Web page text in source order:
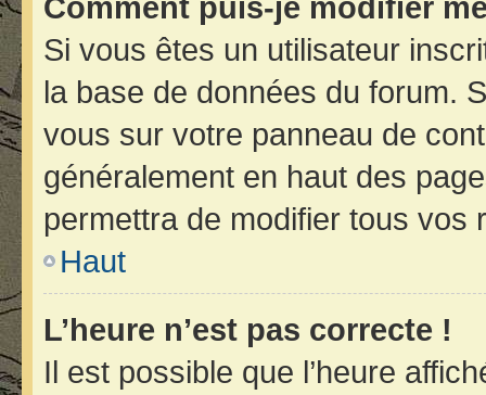
Si vous êtes un utilisateur
la base de données du forum.
vous sur votre panneau de
généralement en haut des
permettra de modifier tous
Haut
L’heure n’est pas correcte !
Il est possible que l’heure